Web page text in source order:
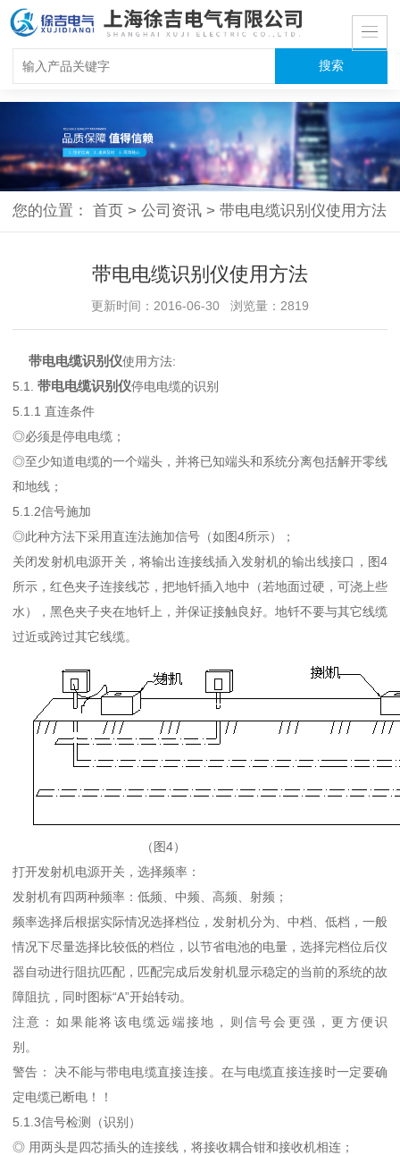
您的位置： 首页 > 公司资讯 > 带电电缆识别仪使用方法
带电电缆识别仪使用方法
更新时间：2016-06-30 浏览量：2819
带电电缆识别仪使用方法:
5.1. 带电电缆识别仪停电电缆的识别
5.1.1 直连条件
◎必须是停电电缆；
◎至少知道电缆的一个端头，并将已知端头和系统分离包括解开零线
和地线；
5.1.2信号施加
◎此种方法下采用直连法施加信号（如图4所示）；
关闭发射机电源开关，将输出连接线插入发射机的输出线接口，图4
所示，红色夹子连接线芯，把地钎插入地中（若地面过硬，可浇上些
水），黑色夹子夹在地钎上，并保证接触良好。地钎不要与其它线缆
过近或跨过其它线缆。
（图4）
打开发射机电源开关，选择频率：
发射机有四两种频率：低频、中频、高频、射频；
频率选择后根据实际情况选择档位，发射机分为、中档、低档，一般
情况下尽量选择比较低的档位，以节省电池的电量，选择完档位后仪
器自动进行阻抗匹配，匹配完成后发射机显示稳定的当前的系统的故
障阻抗，同时图标“A”开始转动。
注意：如果能将该电缆远端接地，则信号会更强，更方便识
别。
警告： 决不能与带电电缆直接连接。在与电缆直接连接时一定要确
定电缆已断电！！
5.1.3信号检测（识别）
◎ 用两头是四芯插头的连接线，将接收耦合钳和接收机相连；